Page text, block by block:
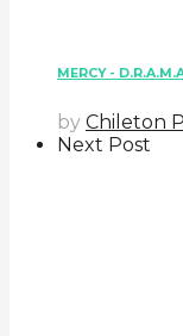
MERCY -
by Chileton
Next Post